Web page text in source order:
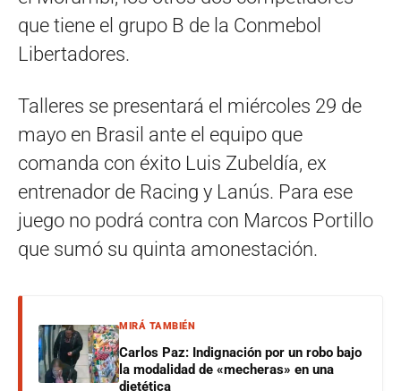
que tiene el grupo B de la Conmebol
Libertadores.
Talleres se presentará el miércoles 29 de
mayo en Brasil ante el equipo que
comanda con éxito Luis Zubeldía, ex
entrenador de Racing y Lanús. Para ese
juego no podrá contra con Marcos Portillo
que sumó su quinta amonestación.
MIRÁ TAMBIÉN
Carlos Paz: Indignación por un robo bajo
la modalidad de «mecheras» en una
dietética